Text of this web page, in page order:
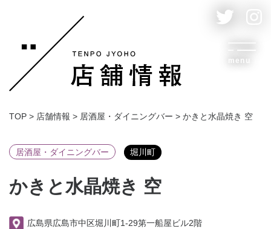
menu
TOP > 店舗情報 > 居酒屋・ダイニングバー > かきと水晶焼き 空
居酒屋・ダイニングバー 堀川町
かきと水晶焼き 空
広島県広島市中区堀川町1-29第一船屋ビル2階